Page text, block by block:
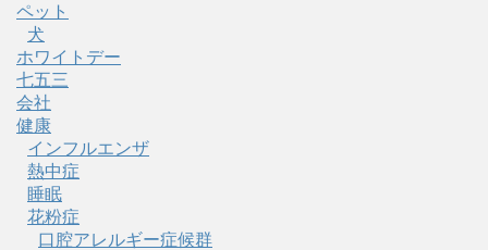
ペット
犬
ホワイトデー
七五三
会社
健康
インフルエンザ
熱中症
睡眠
花粉症
口腔アレルギー症候群